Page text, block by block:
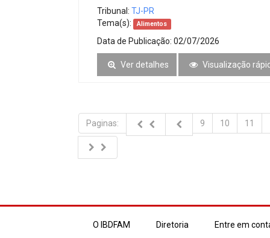
Tribunal: TJ-PR
Tema(s):
Alimentos
Data de Publicação: 02/07/2026
Ver detalhes Visualização
Paginas: 9 10 11
O IBDFAM Diretoria Entre em